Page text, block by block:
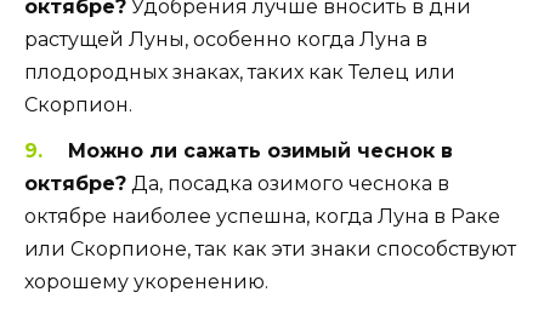
октябре? Удобрения лучше вносить в дни
растущей Луны, особенно когда Луна в
плодородных знаках, таких как Телец или
Скорпион.
Можно ли сажать озимый чеснок в
октябре? Да, посадка озимого чеснока в
октябре наиболее успешна, когда Луна в Раке
или Скорпионе, так как эти знаки способствуют
хорошему укоренению.